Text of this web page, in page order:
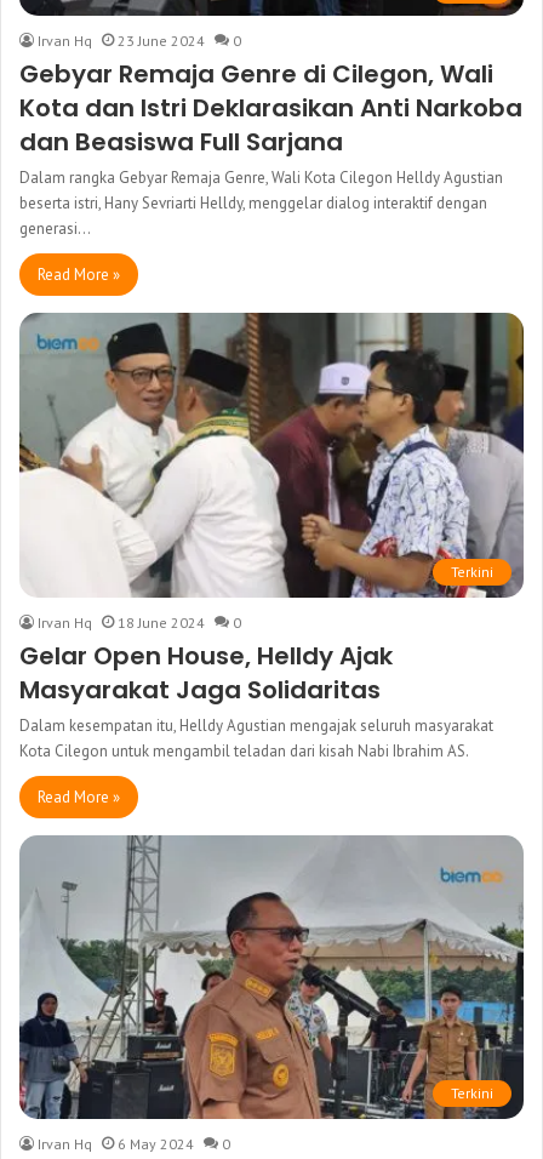
Irvan Hq 23 June 2024 0
Gebyar Remaja Genre di Cilegon, Wali
Kota dan Istri Deklarasikan Anti Narkoba
dan Beasiswa Full Sarjana
Dalam rangka Gebyar Remaja Genre, Wali Kota Cilegon Helldy Agustian
beserta istri, Hany Sevriarti Helldy, menggelar dialog interaktif dengan
generasi…
Read More »
Terkini
Irvan Hq 18 June 2024 0
Gelar Open House, Helldy Ajak
Masyarakat Jaga Solidaritas
Dalam kesempatan itu, Helldy Agustian mengajak seluruh masyarakat
Kota Cilegon untuk mengambil teladan dari kisah Nabi Ibrahim AS.
Read More »
Terkini
Irvan Hq 6 May 2024 0